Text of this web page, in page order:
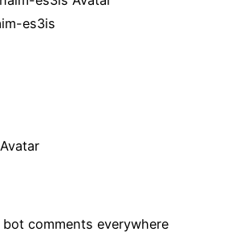
es3is
comments everywhere